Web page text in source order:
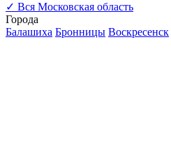
✓ Вся Московская область
Города
Балашиха Бронницы Воскресенск